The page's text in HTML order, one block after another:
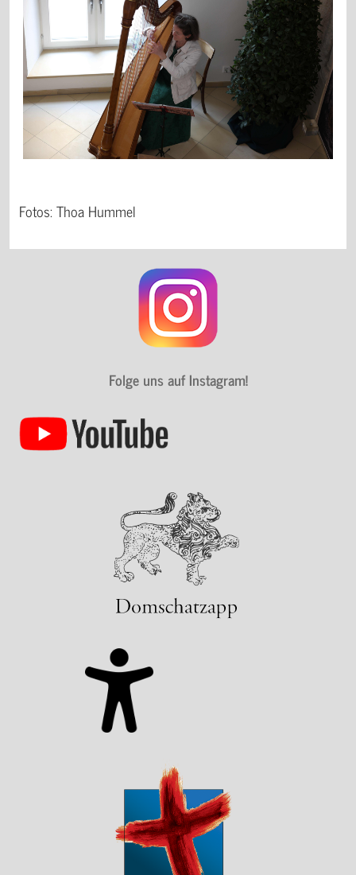
Folge uns auf Instagram!
93047 Regensburg
Der Domschatz bleibt wegen Neugestaltung bis 2027